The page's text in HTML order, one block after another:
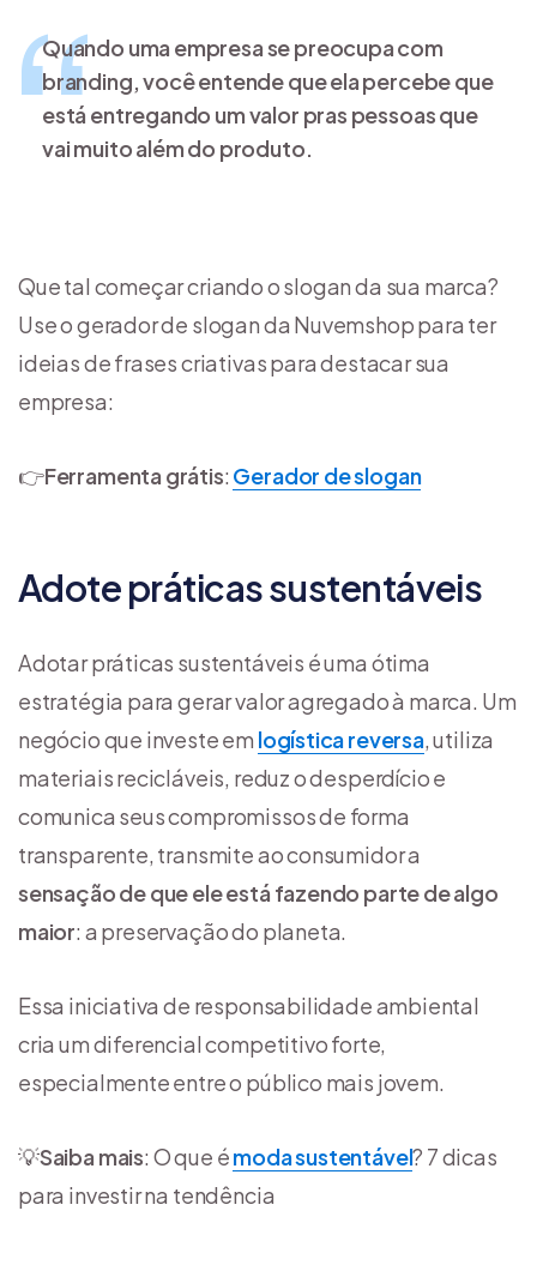
Quando uma empresa se preocupa com
branding, você entende que ela percebe que
está entregando um valor pras pessoas que
vai muito além do produto.
Que tal começar criando o slogan da sua marca?
Use o gerador de slogan da Nuvemshop para ter
ideias de frases criativas para destacar sua
empresa:
👉Ferramenta grátis: Gerador de slogan
Adote práticas sustentáveis
Adotar práticas sustentáveis é uma ótima
estratégia para gerar valor agregado à marca. Um
negócio que investe em logística reversa, utiliza
materiais recicláveis, reduz o desperdício e
comunica seus compromissos de forma
transparente, transmite ao consumidor a
sensação de que ele está fazendo parte de algo
maior: a preservação do planeta.
Essa iniciativa de responsabilidade ambiental
cria um diferencial competitivo forte,
especialmente entre o público mais jovem.
💡Saiba mais: O que émoda sustentável? 7 dicas
para investir na tendência